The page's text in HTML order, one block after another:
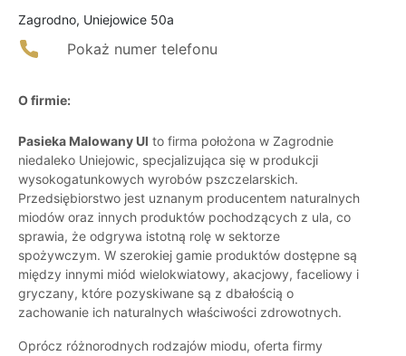
Zagrodno, Uniejowice 50a
Pokaż numer telefonu
O firmie:
Pasieka Malowany Ul to firma położona w Zagrodnie
niedaleko Uniejowic, specjalizująca się w produkcji
wysokogatunkowych wyrobów pszczelarskich.
Przedsiębiorstwo jest uznanym producentem naturalnych
miodów oraz innych produktów pochodzących z ula, co
sprawia, że odgrywa istotną rolę w sektorze
spożywczym. W szerokiej gamie produktów dostępne są
między innymi miód wielokwiatowy, akacjowy, faceliowy i
gryczany, które pozyskiwane są z dbałością o
zachowanie ich naturalnych właściwości zdrowotnych.
Oprócz różnorodnych rodzajów miodu, oferta firmy